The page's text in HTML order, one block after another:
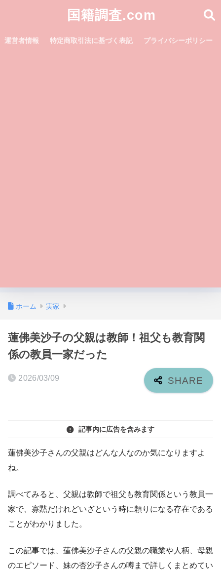
国籍調査.com
運営者情報 特定商取引法に基づく表記 プライバシーポリシー
ホーム 実家
蓮佛美沙子の父親は教師！祖父も教育関
係の教員一家だった
2026/03/09
記事内に広告を含みます
蓮佛美沙子さんの父親はどんな人なのか気になりますよ
ね。
調べてみると、父親は教師で祖父も教育関係という教員一
家で、寡黙だけれどいざという時に頼りになる存在である
ことがわかりました。
この記事では、蓮佛美沙子さんの父親の職業や人柄、母親
のエピソード、妹の杏沙子さんの噂まで詳しくまとめてい